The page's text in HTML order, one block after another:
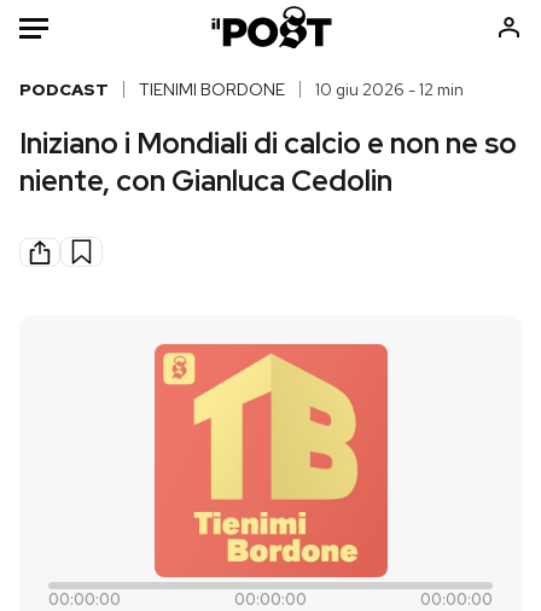
Auto
HOME
Italia
Mondo
Politica
Ok Boomer!
Media
Europa
Altrecose
Mondiali calcio 2026
PODCAST
PODCAST TIENIMI BORDONE 10 giu 2026 - 12 min
Iniziano i Mondiali di calcio e non ne so
niente, con Gianluca Cedolin
00:00:00 00:00:00 00:00:00